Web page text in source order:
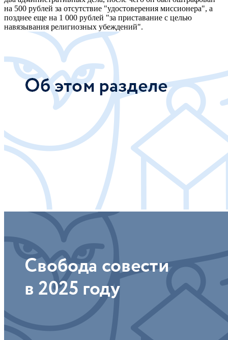
на 500 рублей за отсутствие "удостоверения миссионера", а
позднее еще на 1 000 рублей "за приставание с целью
навязывания религиозных убеждений".